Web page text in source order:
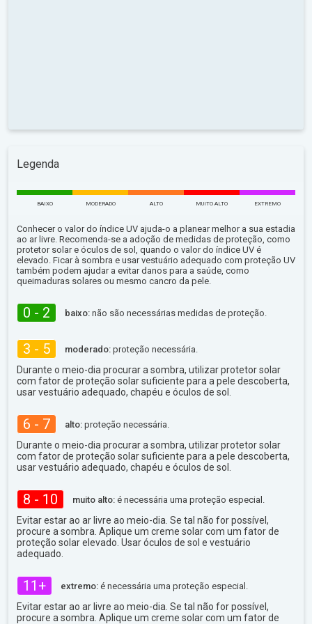
Legenda
BAIXO MODERADO ALTO MUITO ALTO EXTREMO
Conhecer o valor do índice UV ajuda-o a planear melhor a sua estadia
ao ar livre. Recomenda-se a adoção de medidas de proteção, como
protetor solar e óculos de sol, quando o valor do índice UV é
elevado. Ficar à sombra e usar vestuário adequado com proteção UV
também podem ajudar a evitar danos para a saúde, como
queimaduras solares ou mesmo cancro da pele.
0 - 2 baixo: não são necessárias medidas de proteção.
3 - 5 moderado: proteção necessária.
Durante o meio-dia procurar a sombra, utilizar protetor solar
com fator de proteção solar suficiente para a pele descoberta,
usar vestuário adequado, chapéu e óculos de sol.
6 - 7 alto: proteção necessária.
Durante o meio-dia procurar a sombra, utilizar protetor solar
com fator de proteção solar suficiente para a pele descoberta,
usar vestuário adequado, chapéu e óculos de sol.
8 - 10 muito alto: é necessária uma proteção especial.
Evitar estar ao ar livre ao meio-dia. Se tal não for possível,
procure a sombra. Aplique um creme solar com um fator de
proteção solar elevado. Usar óculos de sol e vestuário
adequado.
11+ extremo: é necessária uma proteção especial.
Evitar estar ao ar livre ao meio-dia. Se tal não for possível,
procure a sombra. Aplique um creme solar com um fator de